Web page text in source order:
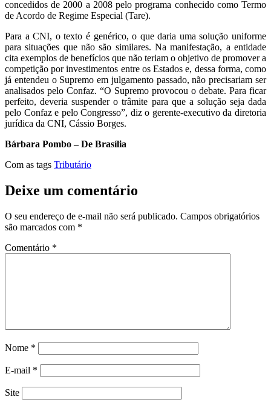
concedidos de 2000 a 2008 pelo programa conhecido como Termo
de Acordo de Regime Especial (Tare).
Para a CNI, o texto é genérico, o que daria uma solução uniforme
para situações que não são similares. Na manifestação, a entidade
cita exemplos de benefícios que não teriam o objetivo de promover a
competição por investimentos entre os Estados e, dessa forma, como
já entendeu o Supremo em julgamento passado, não precisariam ser
analisados pelo Confaz. “O Supremo provocou o debate. Para ficar
perfeito, deveria suspender o trâmite para que a solução seja dada
pelo Confaz e pelo Congresso”, diz o gerente-executivo da diretoria
jurídica da CNI, Cássio Borges.
Bárbara Pombo – De Brasília
Com as tags Tributário
Deixe um comentário
O seu endereço de e-mail não será publicado. Campos obrigatórios
são marcados com *
Comentário *
Nome *
E-mail *
Site